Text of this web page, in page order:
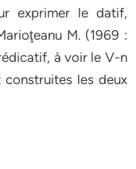
exprimer le datif,
M. (1969 :
à voir le V-n
les deux